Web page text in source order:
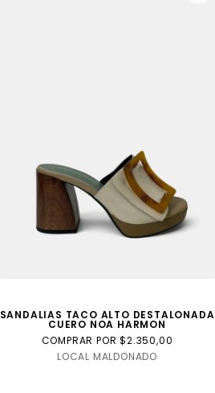
SANDALIAS TACO ALTO DESTALONADA
CUERO NOA HARMON
COMPRAR POR $2.350,00
LOCAL MALDONADO